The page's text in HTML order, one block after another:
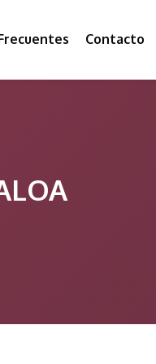
Contacto